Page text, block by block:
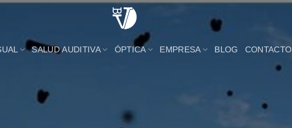
SALUD AUDITIVA ÓPTICA EMPRESA BLOG CONTACTO